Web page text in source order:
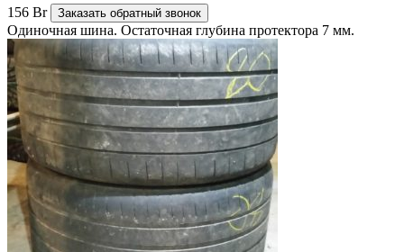
156 Br Заказать обратный звонок
Одиночная шина. Остаточная глубина протектора 7 мм.